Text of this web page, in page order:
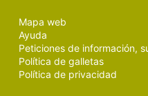
Mapa web
Ayuda
Peticiones de información,
Política de galletas
Política de privacidad